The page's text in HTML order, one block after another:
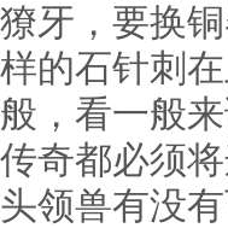
獠牙，要换
样的石针刺
般，看一般
传奇都必须
头领兽有没